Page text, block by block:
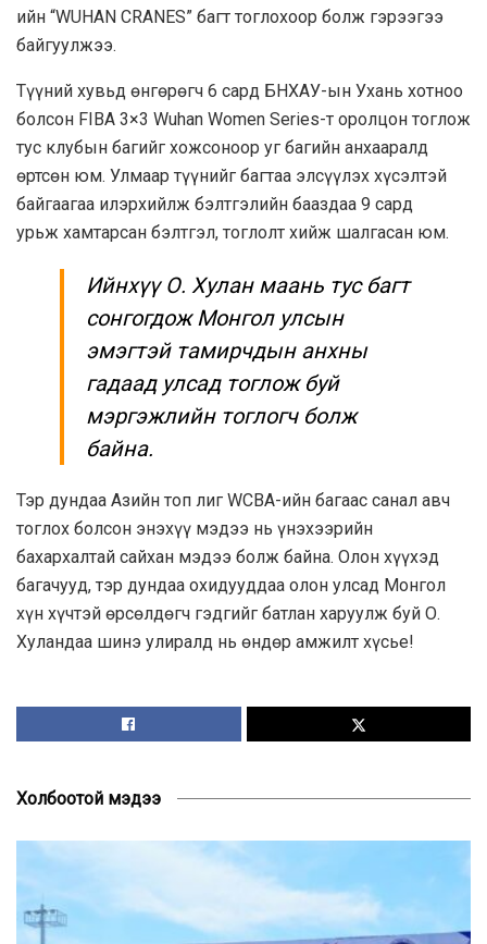
ийн “WUHAN CRANES” багт тоглохоор болж гэрээгээ
байгуулжээ.
Түүний хувьд өнгөрөгч 6 сард БНХАУ-ын Ухань хотноо
болсон FIBA 3×3 Wuhan Women Series-т оролцон тоглож
тус клубын багийг хожсоноор уг багийн анхааралд
өртсөн юм. Улмаар түүнийг багтаа элсүүлэх хүсэлтэй
байгаагаа илэрхийлж бэлтгэлийн бааздаа 9 сард
урьж хамтарсан бэлтгэл, тоглолт хийж шалгасан юм.
Ийнхүү О. Хулан маань тус багт
сонгогдож Монгол улсын
эмэгтэй тамирчдын анхны
гадаад улсад тоглож буй
мэргэжлийн тоглогч болж
байна.
Тэр дундаа Азийн топ лиг WCBA-ийн багаас санал авч
тоглох болсон энэхүү мэдээ нь үнэхээрийн
бахархалтай сайхан мэдээ болж байна. Олон хүүхэд
багачууд, тэр дундаа охидууддаа олон улсад Монгол
хүн хүчтэй өрсөлдөгч гэдгийг батлан харуулж буй О.
Хуландаа шинэ улиралд нь өндөр амжилт хүсье!
Холбоотой мэдээ